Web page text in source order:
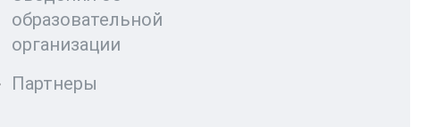
образовательной
организации
Партнеры